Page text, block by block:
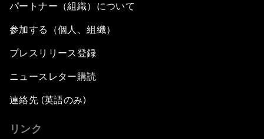
パートナー（組織）について
参加する（個人、組織）
プレスリリース登録
ニュースレター購読
連絡先 (英語のみ)
リンク